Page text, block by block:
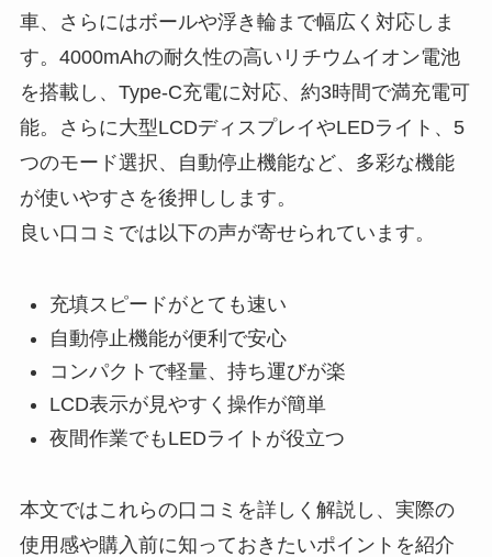
車、さらにはボールや浮き輪まで幅広く対応しま
す。4000mAhの耐久性の高いリチウムイオン電池
を搭載し、Type-C充電に対応、約3時間で満充電可
能。さらに大型LCDディスプレイやLEDライト、5
つのモード選択、自動停止機能など、多彩な機能
が使いやすさを後押しします。
良い口コミでは以下の声が寄せられています。
充填スピードがとても速い
自動停止機能が便利で安心
コンパクトで軽量、持ち運びが楽
LCD表示が見やすく操作が簡単
夜間作業でもLEDライトが役立つ
本文ではこれらの口コミを詳しく解説し、実際の
使用感や購入前に知っておきたいポイントを紹介